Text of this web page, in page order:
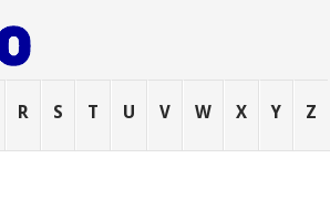
R S T U V W X Y Z